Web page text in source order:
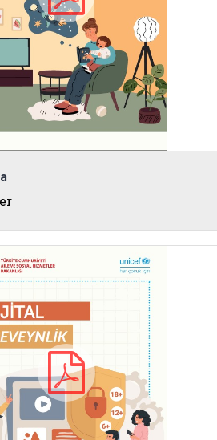
Girişimci (yeni sekmede
İlk Öğretmenim Ailem